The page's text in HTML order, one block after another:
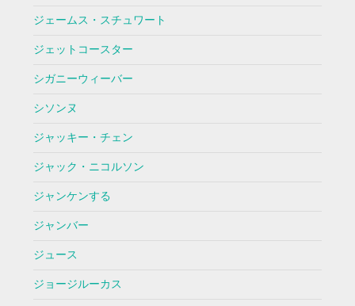
ジェームス・スチュワート
ジェットコースター
シガニーウィーバー
シソンヌ
ジャッキー・チェン
ジャック・ニコルソン
ジャンケンする
ジャンバー
ジュース
ジョージルーカス